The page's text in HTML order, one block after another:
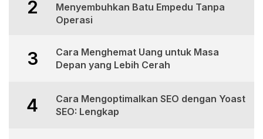
2
Menyembuhkan Batu Empedu Tanpa
Operasi
3
Cara Menghemat Uang untuk Masa
Depan yang Lebih Cerah
4
Cara Mengoptimalkan SEO dengan Yoast
SEO: Lengkap